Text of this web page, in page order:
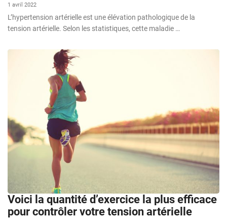
1 avril 2022
L’hypertension artérielle est une élévation pathologique de la
tension artérielle. Selon les statistiques, cette maladie …
Voici la quantité d’exercice la plus efficace
pour contrôler votre tension artérielle